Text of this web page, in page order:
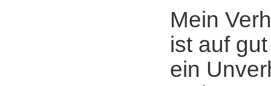
Mein
ist auf
ein